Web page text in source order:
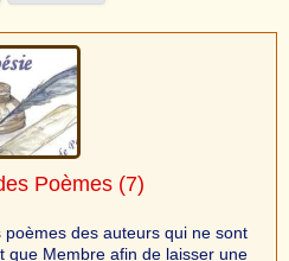
Poèmes (7)
des auteurs qui ne sont
que Membre afin de laisser une